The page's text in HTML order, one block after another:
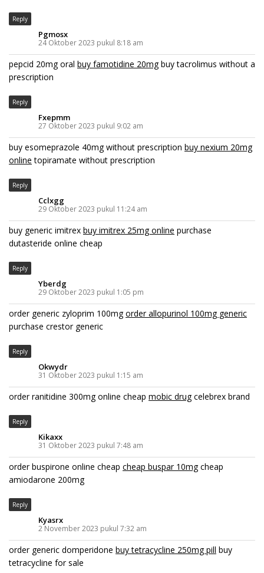
Reply
Pgmosx
24 Oktober 2023 pukul 8:18 am
pepcid 20mg oral buy famotidine 20mgbuy tacrolimus without a
prescription
Reply
Fxepmm
27 Oktober 2023 pukul 9:02 am
buy esomeprazole 40mg without prescription buy nexium 20mg
online topiramate without prescription
Reply
Cclxgg
29 Oktober 2023 pukul 11:24 am
buy generic imitrex buy imitrex 25mg online purchase
dutasteride online cheap
Reply
Yberdg
29 Oktober 2023 pukul 1:05 pm
order generic zyloprim 100mgorder allopurinol 100mg generic
purchase crestor generic
Reply
Okwydr
31 Oktober 2023 pukul 1:15 am
order ranitidine 300mg online cheap mobic drugcelebrex brand
Reply
Kikaxx
31 Oktober 2023 pukul 7:48 am
order buspirone online cheap cheap buspar 10mgcheap
amiodarone 200mg
Reply
Kyasrx
2 November 2023 pukul 7:32 am
order generic domperidone buy tetracycline 250mg pill buy
tetracycline for sale